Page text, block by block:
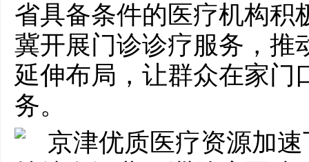
省具备条件的医疗机构积
冀开展门诊诊疗服务，推
延伸布局，让群众在家门
务。